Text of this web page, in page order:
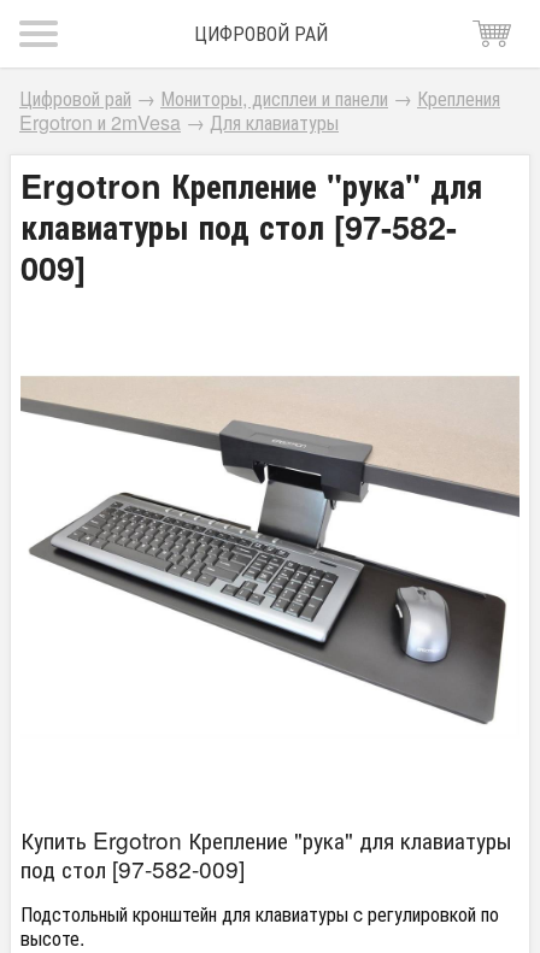
ЦИФРОВОЙ РАЙ
Цифровой рай → Мониторы, дисплеи и панели → Крепления
Ergotron и 2mVesa → Для клавиатуры
Ergotron Крепление "рука" для
клавиатуры под стол [97-582-
009]
Купить Ergotron Крепление "рука" для клавиатуры
под стол [97-582-009]
Подстольный кронштейн для клавиатуры c регулировкой по
высоте.